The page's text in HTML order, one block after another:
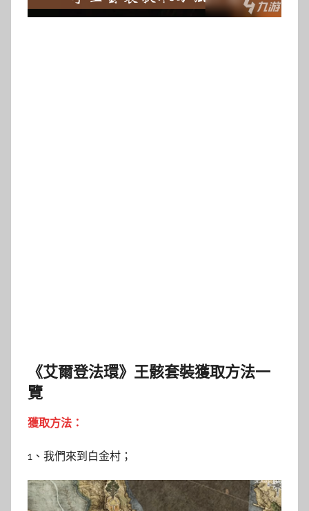
《艾爾登法環》王骸套裝獲取方法一
覽
獲取方法：
1、我們來到白金村；